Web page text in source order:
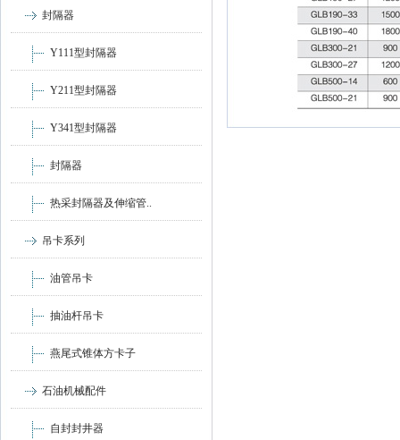
封隔器
Y111型封隔器
Y211型封隔器
Y341型封隔器
封隔器
热采封隔器及伸缩管..
吊卡系列
油管吊卡
抽油杆吊卡
燕尾式锥体方卡子
石油机械配件
自封封井器